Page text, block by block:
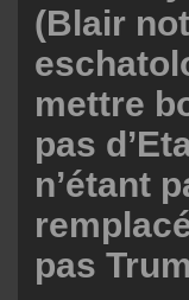
(Blair
mettre
pas
n’étant
pas